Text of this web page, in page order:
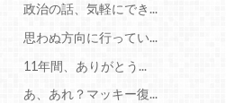
政治の話、気軽にでき...
思わぬ方向に行ってい...
11年間、ありがとう...
あ、あれ？マッキー復...